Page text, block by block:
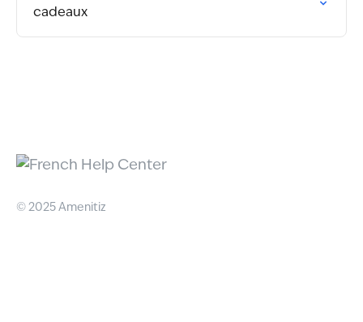
cadeaux
© 2025 Amenitiz